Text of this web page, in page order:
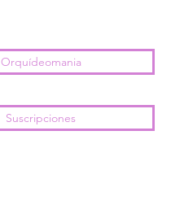
Orquídeomania
Suscripciones